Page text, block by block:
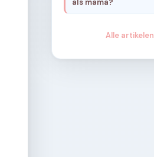
als mama?
Alle artikelen